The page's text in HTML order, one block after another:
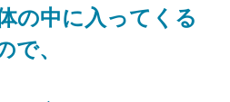
の中に入ってくる
で、